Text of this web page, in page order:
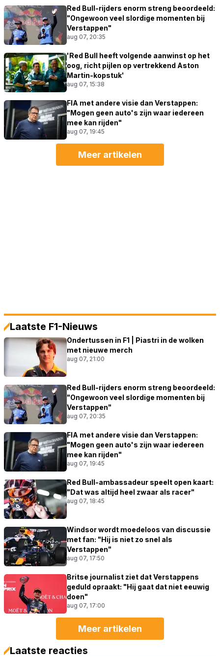
Red Bull-rijders enorm streng beoordeeld:
"Ongewoon veel slordige momenten bij
Verstappen"
aug 07, 20:35
'Red Bull heeft volgende aanwinst op het
oog, richt pijlen op vertrekkend Aston
Martin-kopstuk'
aug 07, 15:38
FIA met andere visie dan Verstappen:
"Mogen geen auto's zijn waar iedereen
mee kan rijden"
aug 07, 19:45
Meer artikelen
Laatste F1-Nieuws
Ondertussen in F1 | Piastri in de wolken
met nieuwe merch
aug 07, 21:00
Red Bull-rijders enorm streng beoordeeld:
"Ongewoon veel slordige momenten bij
Verstappen"
aug 07, 20:35
FIA met andere visie dan Verstappen:
"Mogen geen auto's zijn waar iedereen
mee kan rijden"
aug 07, 19:45
Red Bull-ambassadeur speelt open kaart:
"Dat was altijd heel zwaar als racer"
aug 07, 18:45
Windsor wordt moedeloos van discussie
met fan: "Hij is niet zo snel als
Verstappen"
aug 07, 17:50
Britse journalist ziet dat Verstappens
geduld opraakt: "Hij gaat dat niet eeuwig
doen"
aug 07, 17:00
Meer artikelen
Laatste reacties